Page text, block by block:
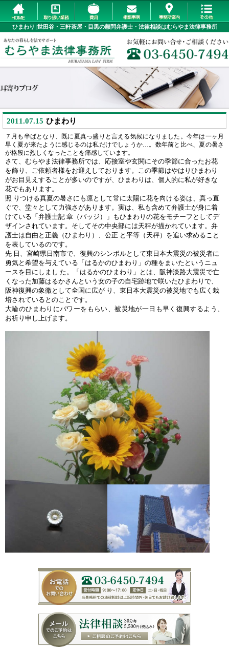
ひまわり |世田谷・三軒茶屋・目黒の顧問弁護士・法律相談はむらやま法律事務所
2011.07.15 ひまわり
７月も半ばとなり、既に夏真っ盛りと言える気候になりました。今年は一ヶ月
早く夏が来たように感じるのは私だけでしょうか…。数年前と比べ、夏の暑さ
が格段に烈しくなったことを痛感しています。
さて、むらやま法律事務所では、応接室や玄関にその季節に合ったお花
を飾り、ご依頼者様をお迎えしております。この季節はやはりひまわり
がお目見えすることが多いのですが、ひまわりは、個人的に私が好きな
花でもあります。
照 りつける真夏の暑さにも凛として常に太陽に花を向ける姿は、真っ直
ぐで、堂々として力強さがあります。実は、私も含めて弁護士が身に着
けている「弁護士記 章（バッジ）」もひまわりの花をモチーフとしてデ
ザインされています。そしてその中央部には天秤が描かれています。弁
護士は自由と正義（ひまわり）、公正 と平等（天秤）を追い求めること
を表しているのです。
先 日、宮崎県日南市で、復興のシンボルとして東日本大震災の被災者に
勇気と希望を与えている「はるかのひまわり」の種をまいたというニュ
ースを目にしまし た。「はるかのひまわり」とは、阪神淡路大震災で亡
くなった加藤はるかさんという女の子の自宅跡地で咲いたひまわりで、
阪神復興の象徴として全国に広が り、東日本大震災の被災地でも広く栽
培されているとのことです。
大輪のひまわりにパワーをもらい、被災地が一日も早く復興するよう、
お祈り申し上げます。